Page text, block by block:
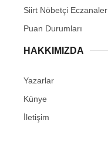
Siirt Nöbetçi Eczanaler
Puan Durumları
HAKKIMIZDA
Yazarlar
Künye
İletişim